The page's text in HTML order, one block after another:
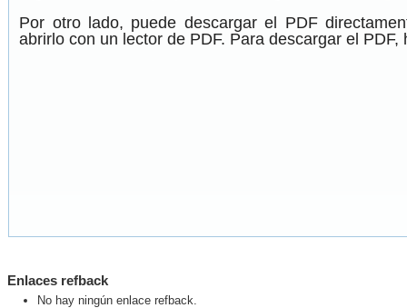
Por otro lado, puede descargar el PDF
abrirlo con un lector de PDF. Para descargar el
Enlaces refback
No hay ningún enlace refback.